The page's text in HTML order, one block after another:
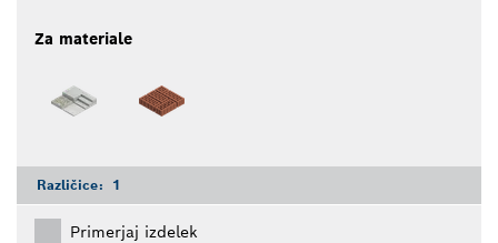
Za materiale
Različice: 1
Primerjaj izdelek